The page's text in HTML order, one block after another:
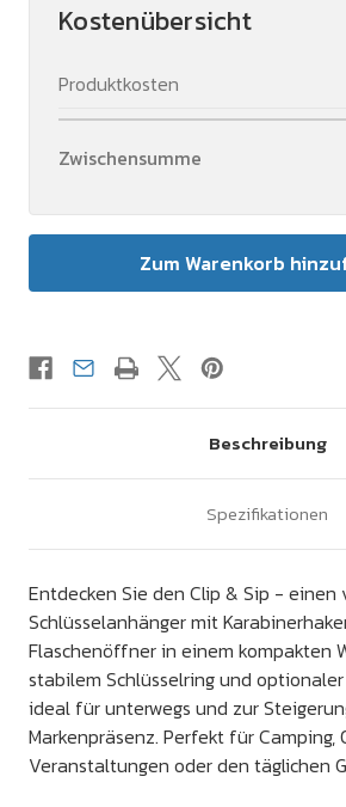
Kostenübersicht
Produktkosten
Zwischensumme
Beschreibung
Spezifikationen
Entdecken Sie den Clip & Sip - einen
Schlüsselanhänger mit
Flaschenöffner in einem kompakten
stabilem Schlüsselring und
ideal für unterwegs und zur
Markenpräsenz. Perfekt für Camping,
Veranstaltungen oder den täglichen